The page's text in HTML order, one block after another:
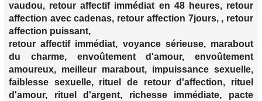
vaudou, retour affectif immédiat en 48 heures, retour
affection avec cadenas, retour affection 7jours, , retour
affection puissant,
retour affectif immédiat, voyance sérieuse, marabout
du charme, envoûtement d'amour, envoûtement
amoureux, meilleur marabout, impuissance sexuelle,
faiblesse sexuelle, rituel de retour d'affection, rituel
d'amour, rituel d'argent, richesse immédiate, pacte